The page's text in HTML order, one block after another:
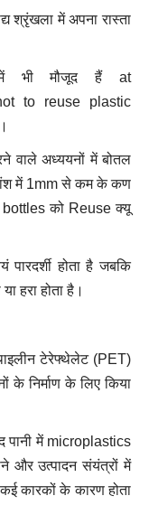
श्रृंखला में अपना रास्ता
में भी मौजूद हैं at
to reuse plastic
वाले अध्ययनों में बोतल
में 1mm से कम के कण
को Reuse क्यू
होता है जबकि
हरा होता है।
टेरेफ्थेलेट (PET)
के निर्माण के लिए किया
पानी में microplastics
और उत्पादन संयंत्रों में
कारकों के कारण होता